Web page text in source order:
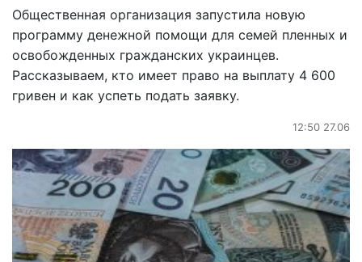
Общественная организация запустила новую
программу денежной помощи для семей пленных и
освобожденных гражданских украинцев.
Рассказываем, кто имеет право на выплату 4 600
гривен и как успеть подать заявку.
12:50 27.06